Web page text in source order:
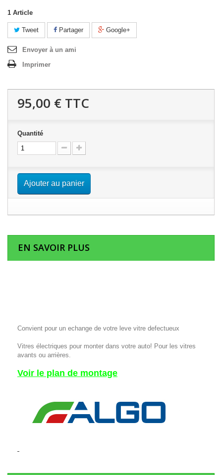
1 Article
Tweet Partager Google+
Envoyer à un ami
Imprimer
95,00 € TTC
Quantité
Ajouter au panier
EN SAVOIR PLUS
Convient pour un echange de votre leve vitre defectueux
Vitres électriques pour monter dans votre auto! Pour les vitres
avants ou arrières.
Voir le plan de montage